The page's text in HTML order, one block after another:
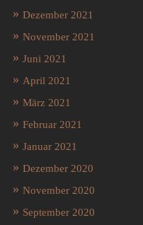
Dezember 2021
November 2021
Juni 2021
April 2021
März 2021
Februar 2021
Januar 2021
Dezember 2020
November 2020
September 2020